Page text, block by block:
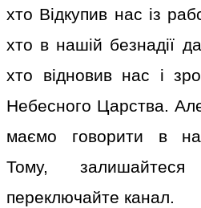
хто Відкупив нас із
хто в нашій безнадії
хто відновив нас і
Небесного Царства.
маємо говорити в
Тому,
переключайте канал.